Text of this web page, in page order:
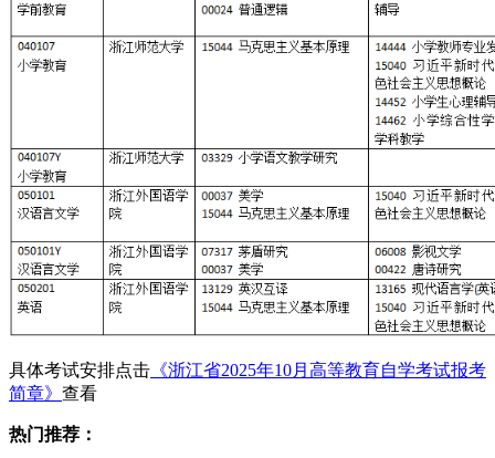
具体考试安排点击 《浙江省2025年10月高等教育自学考试报考
简章》 查看
热门推荐：